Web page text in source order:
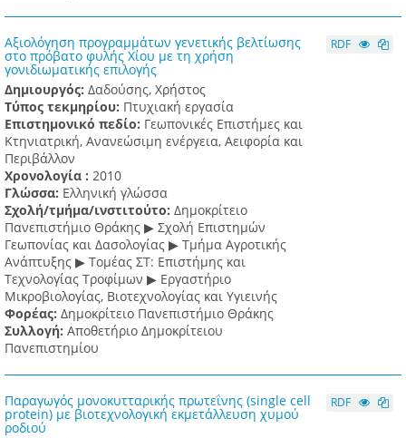
Αξιολόγηση προγραμμάτων γενετικής βελτίωσης
στο πρόβατο φυλής Χίου με τη χρήση
γονιδιωματικής επιλογής
Δημιουργός: Δαδούσης, Χρήστος
Τύπος τεκμηρίου: Πτυχιακή εργασία
Επιστημονικό πεδίο: Γεωπονικές Επιστήμες και
Κτηνιατρική, Ανανεώσιμη ενέργεια, Αειφορία και
Περιβάλλον
Χρονολογία : 2010
Γλώσσα: Ελληνική γλώσσα
Σχολή/τμήμα/ινστιτούτο: Δημοκρίτειο
Πανεπιστήμιο Θράκης ▶ Σχολή Επιστημών
Γεωπονίας και Δασολογίας ▶ Τμήμα Αγροτικής
Ανάπτυξης ▶ Τομέας ΣΤ: Επιστήμης και
Τεχνολογίας Τροφίμων ▶ Εργαστήριο
Μικροβιολογίας, Βιοτεχνολογίας και Υγιεινής
Φορέας: Δημοκρίτειο Πανεπιστήμιο Θράκης
Συλλογή: Αποθετήριο Δημοκρίτειου
Πανεπιστημίου
RDF
Παραγωγός μονοκυτταρικής πρωτεΐνης (single cell
protein) με βιοτεχνολογική εκμετάλλευση χυμού
ροδιoύ
RDF